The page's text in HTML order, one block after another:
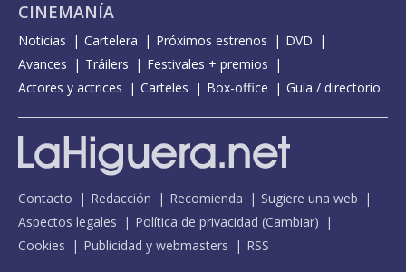
CINEMANÍA
Noticias Cartelera Próximos estrenos
DVD
Avances
Tráilers
Festivales + premios
Actores y actrices
Carteles Box-office Guía / directorio
Contacto Redacción Recomienda
Sugiere una web
Aspectos legales
Política de privacidad (Cambiar)
Cookies
Publicidad y webmasters RSS